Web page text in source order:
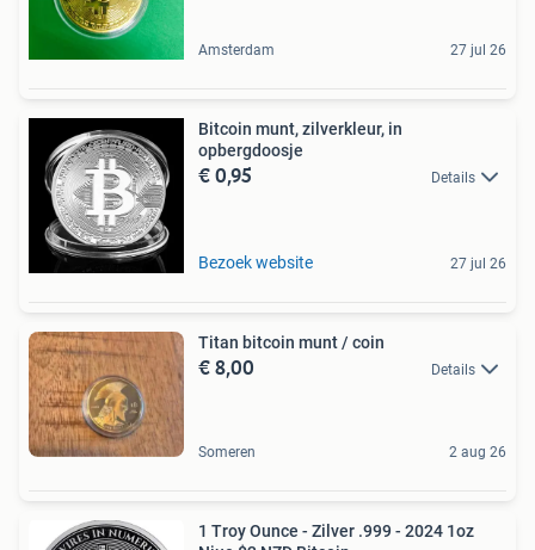
Amsterdam 27 jul 26
Bitcoin munt, zilverkleur, in
opbergdoosje
€ 0,95 Details
Bezoek website 27 jul 26
Titan bitcoin munt / coin
€ 8,00 Details
Someren 2 aug 26
1 Troy Ounce - Zilver .999 - 2024 1oz